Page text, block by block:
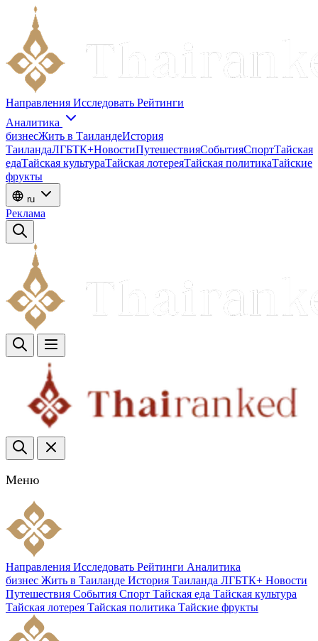
Направления Исследовать Рейтинги
Аналитика
бизнесЖить в ТаиландеИстория
ТаиландаЛГБТК+НовостиПутешествияСобытияСпортТайская
едаТайская культураТайская лотереяТайская политикаТайские
фрукты
ru
Реклама
Меню
Направления Исследовать Рейтинги Аналитика
бизнес Жить в Таиланде История Таиланда ЛГБТК+ Новости
Путешествия События Спорт Тайская еда Тайская культура
Тайская лотерея Тайская политика Тайские фрукты